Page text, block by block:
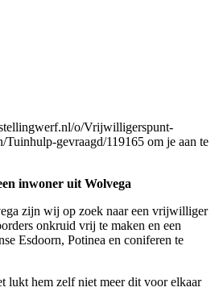
o/Vrijwilligerspunt-
gevraagd/119165 om je aan te
inwoner uit Wolvega
zijn wij op zoek naar een vrijwilliger
onkruid vrij te maken en een
Esdoorn, Potinea en coniferen te
lukt hem zelf niet meer dit voor elkaar